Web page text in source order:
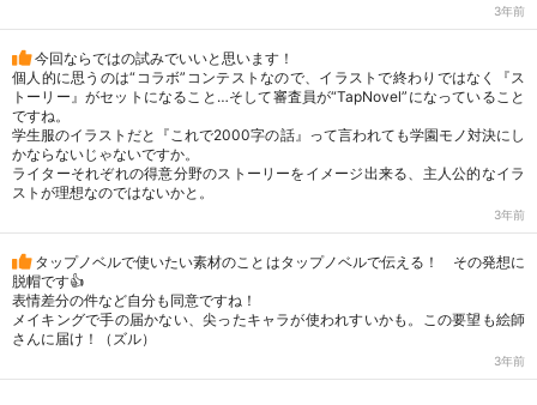
3年前
今回ならではの試みでいいと思います！
個人的に思うのは“コラボ”コンテストなので、イラストで終わりではなく『ス
トーリー』がセットになること…そして審査員が“TapNovel”になっていること
ですね。
学生服のイラストだと『これで2000字の話』って言われても学園モノ対決にし
かならないじゃないですか。
ライターそれぞれの得意分野のストーリーをイメージ出来る、主人公的なイラ
ストが理想なのではないかと。
3年前
タップノベルで使いたい素材のことはタップノベルで伝える！ その発想に
脱帽です👍
表情差分の件など自分も同意ですね！
メイキングで手の届かない、尖ったキャラが使われすいかも。この要望も絵師
さんに届け！（ズル）
3年前